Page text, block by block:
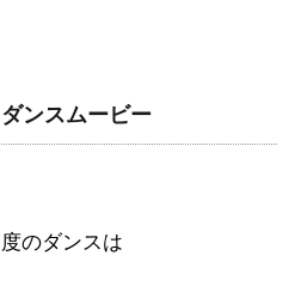
ンスムービー
のダンスは